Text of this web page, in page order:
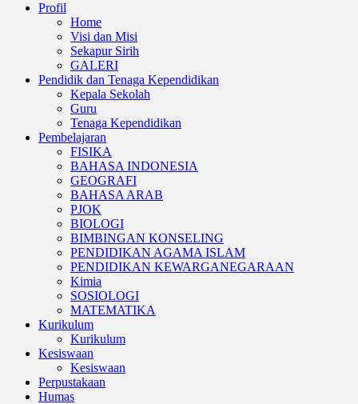
Profil
Home
Visi dan Misi
Sekapur Sirih
GALERI
Pendidik dan Tenaga Kependidikan
Kepala Sekolah
Guru
Tenaga Kependidikan
Pembelajaran
FISIKA
BAHASA INDONESIA
GEOGRAFI
BAHASA ARAB
PJOK
BIOLOGI
BIMBINGAN KONSELING
PENDIDIKAN AGAMA ISLAM
PENDIDIKAN KEWARGANEGARAAN
Kimia
SOSIOLOGI
MATEMATIKA
Kurikulum
Kurikulum
Kesiswaan
Kesiswaan
Perpustakaan
Humas